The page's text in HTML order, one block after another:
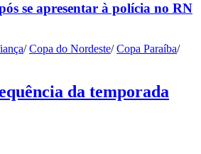
se apresentar à polícia no RN
/ Copa do Nordeste/ Copa Paraíba/
da temporada